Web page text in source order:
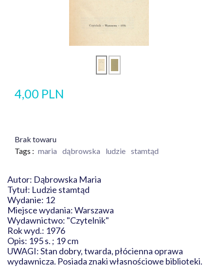
4,00 PLN
Brak towaru
Tags : maria dąbrowska ludzie stamtąd
Autor: Dąbrowska Maria
Tytuł: Ludzie stamtąd
Wydanie: 12
Miejsce wydania: Warszawa
Wydawnictwo: "Czytelnik"
Rok wyd.: 1976
Opis: 195 s. ; 19 cm
UWAGI: Stan dobry, twarda, płócienna oprawa
wydawnicza. Posiada znaki własnościowe biblioteki.